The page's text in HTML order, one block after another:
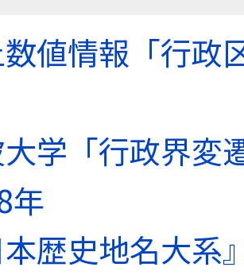
値情報「行政
学「行政界変
年
本歴史地名大